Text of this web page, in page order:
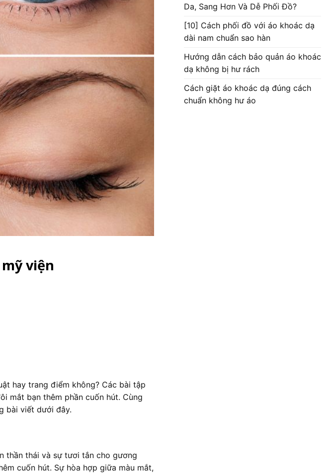
viện
hay trang điểm không? Các bài tập
mắt bạn thêm phần cuốn hút. Cùng
bài viết dưới đây.
thần thái và sự tươi tắn cho gương
cuốn hút. Sự hòa hợp giữa màu mắt,
Da, Sang Hơn Và Dễ Phối Đồ?
[10] Cách phối đồ với áo khoác dạ
dài nam chuẩn sao hàn
Hướng dẫn cách bảo quản áo khoác
dạ không bị hư rách
Cách giặt áo khoác dạ đúng cách
chuẩn không hư áo